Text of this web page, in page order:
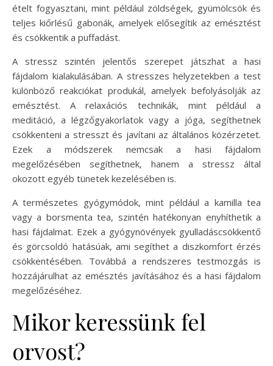
ételt fogyasztani, mint például zöldségek, gyümölcsök és
teljes kiőrlésű gabonák, amelyek elősegítik az emésztést
és csökkentik a puffadást.
A stressz szintén jelentős szerepet játszhat a hasi
fájdalom kialakulásában. A stresszes helyzetekben a test
különböző reakciókat produkál, amelyek befolyásolják az
emésztést. A relaxációs technikák, mint például a
meditáció, a légzőgyakorlatok vagy a jóga, segíthetnek
csökkenteni a stresszt és javítani az általános közérzetet.
Ezek a módszerek nemcsak a hasi fájdalom
megelőzésében segíthetnek, hanem a stressz által
okozott egyéb tünetek kezelésében is.
A természetes gyógymódok, mint például a kamilla tea
vagy a borsmenta tea, szintén hatékonyan enyhíthetik a
hasi fájdalmat. Ezek a gyógynövények gyulladáscsökkentő
és görcsoldó hatásúak, ami segíthet a diszkomfort érzés
csökkentésében. Továbbá a rendszeres testmozgás is
hozzájárulhat az emésztés javításához és a hasi fájdalom
megelőzéséhez.
Mikor keressünk fel
orvost?